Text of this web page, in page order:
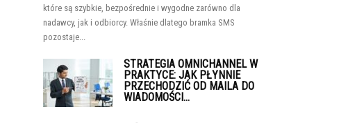
które są szybkie, bezpośrednie i wygodne zarówno dla
nadawcy, jak i odbiorcy. Właśnie dlatego bramka SMS
pozostaje...
STRATEGIA OMNICHANNEL W
PRAKTYCE: JAK PŁYNNIE
PRZECHODZIĆ OD MAILA DO
WIADOMOŚCI...